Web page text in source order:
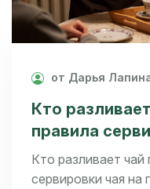
от Дарья
Кто
правила
Кто разливает чай
сервировки чая на